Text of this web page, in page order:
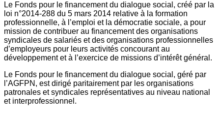
Le Fonds pour le financement du dialogue social, créé par la
loi n°2014-288 du 5 mars 2014 relative à la formation
professionnelle, à l’emploi et la démocratie sociale, a pour
mission de contribuer au financement des organisations
syndicales de salariés et des organisations professionnelles
d’employeurs pour leurs activités concourant au
développement et à l’exercice de missions d’intérêt général.
Le Fonds pour le financement du dialogue social, géré par
l’AGFPN, est dirigé paritairement par les organisations
patronales et syndicales représentatives au niveau national
et interprofessionnel.